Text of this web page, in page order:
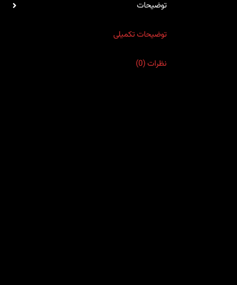
توضیحات
توضیحات تکمیلی
نظرات (0)